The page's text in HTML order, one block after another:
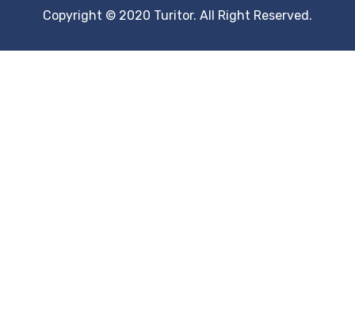
Copyright © 2020 Turitor. All Right Reserved.